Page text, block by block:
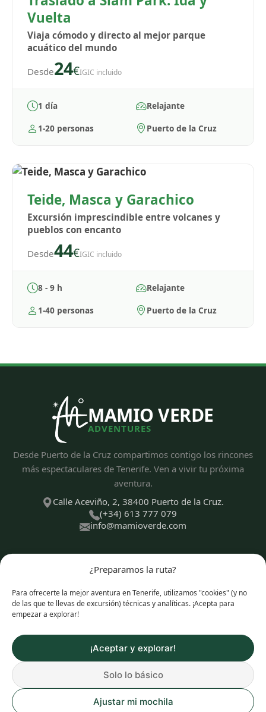
¿Preparamos la ruta?
Para ofrecerte la mejor aventura en Tenerife, utilizamos "cookies" (y no
de las que te llevas de excursión) técnicas y analíticas. ¡Acepta para
empezar a explorar!
¡Aceptar y explorar!
Solo lo básico
Ajustar mi mochila
Vuelta
Viaja cómodo y directo al mejor parque
acuático del mundo
Desde24€IGIC incluido
1 día
Relajante
1-20 personas
Puerto de la Cruz
Teide, Masca y Garachico
Excursión imprescindible entre volcanes y
pueblos con encanto
Desde44€IGIC incluido
8 - 9 h
Relajante
1-40 personas
Puerto de la Cruz
MAMIO VERDE
ADVENTURES
Desde Puerto de la Cruz compartimos contigo los rincones
más espectaculares de Tenerife. Ven a vivir tu próxima
aventura.
Calle Aceviño, 2, 38400 Puerto de la Cruz.
(+34) 613 777 079
info@mamioverde.com
© 2026 Mamio Verde. Todos los derechos reservados.
Política de Privacidad y Cookies | Aviso Legal Términos y